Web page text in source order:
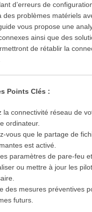
d’erreurs de
des problèmes matériels
vous propose une
ainsi que des
de rétablir la
Points Clés :
la connectivité réseau de
ordinateur.
vous que le partage de
est activé.
paramètres de pare-feu
ou mettre à jour les
des mesures préventives
futurs.